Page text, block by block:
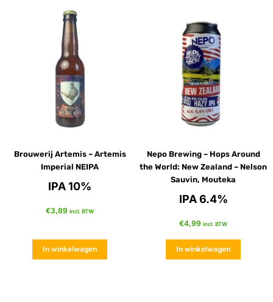
Brouwerij Artemis – Artemis
Imperial NEIPA
IPA 10%
€3,89 incl. BTW
In winkelwagen
Nepo Brewing – Hops Around
the World: New Zealand – Nelson
Sauvin, Mouteka
IPA 6.4%
€4,99 incl. BTW
In winkelwagen